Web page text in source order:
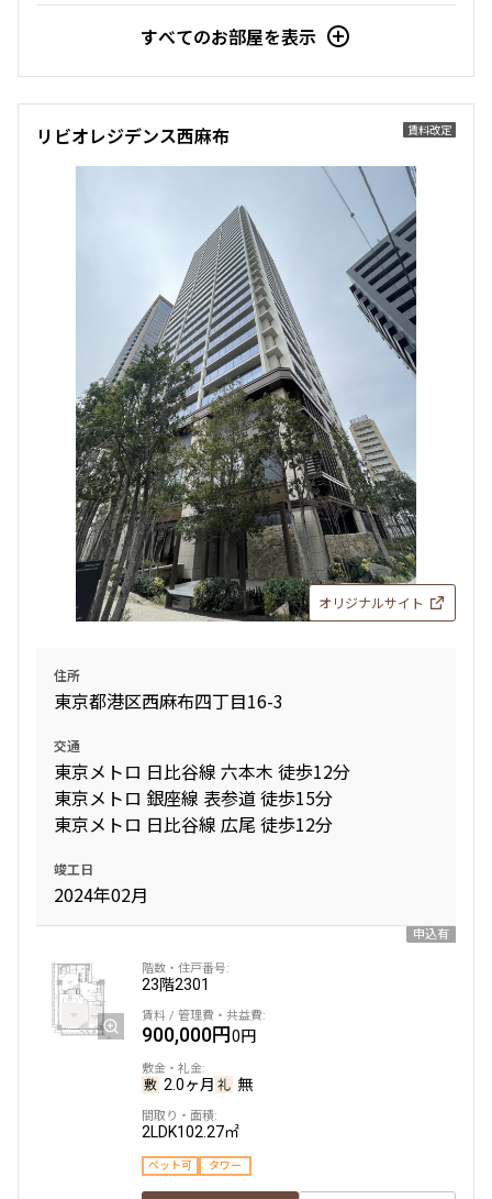
1,170,000円30,000円
1.0ヶ月 無
3LDK+WIC+SIC120.36㎡
三井の賃貸 ペット可 タワー
お問合せ
28階２８０４
1,290,000円30,000円
1.0ヶ月 無
三井の賃貸 ペット可 タワー
すべてのお部屋を表示
賃料改定
リビオレジデンス西麻布
オリジナルサイト
住所
東京都港区西麻布四丁目16-3
交通
東京メトロ 日比谷線 六本木 徒歩12分
東京メトロ 銀座線 表参道 徒歩15分
東京メトロ 日比谷線 広尾 徒歩12分
竣工日
2024年02月
申込有
23階2301
900,000円0円
2.0ヶ月 無
2LDK102.27㎡
ペット可 タワー